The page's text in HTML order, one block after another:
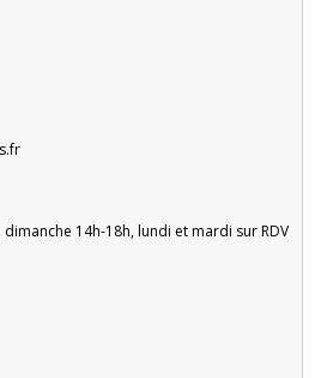
14h-18h, lundi et mardi sur RDV